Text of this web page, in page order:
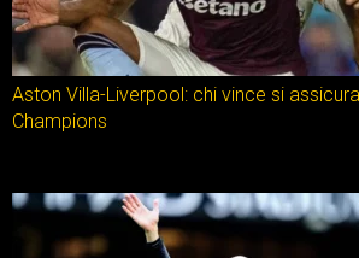
Aston Villa-Liverpool: chi vince si
Champions